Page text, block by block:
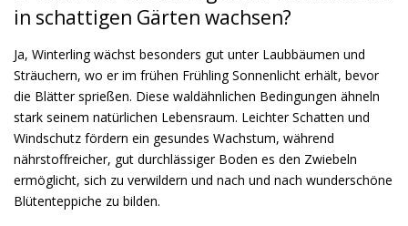
in schattigen Gärten wachsen?
Ja, Winterling wächst besonders gut unter Laubbäumen und
Sträuchern, wo er im frühen Frühling Sonnenlicht erhält, bevor
die Blätter sprießen. Diese waldähnlichen Bedingungen ähneln
stark seinem natürlichen Lebensraum. Leichter Schatten und
Windschutz fördern ein gesundes Wachstum, während
nährstoffreicher, gut durchlässiger Boden es den Zwiebeln
ermöglicht, sich zu verwildern und nach und nach wunderschöne
Blütenteppiche zu bilden.